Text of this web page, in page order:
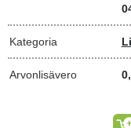
Kategoria
Arvonlisävero